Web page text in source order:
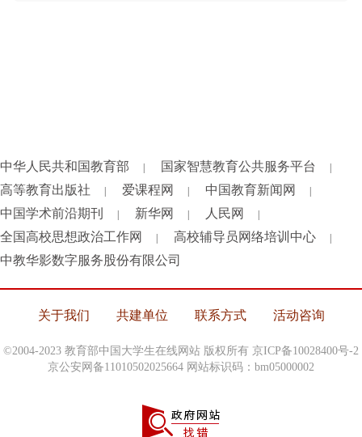
中华人民共和国教育部 国家智慧教育公共服务平台
高等教育出版社 爱课程网 中国教育新闻网
中国学术前沿期刊 新华网 人民网
全国高校思想政治工作网 高校辅导员网络培训中心
中教华影数字服务股份有限公司
关于我们 共建单位 联系方式 活动咨询
©2004-2023 教育部中国大学生在线网站 版权所有 京ICP备10028400号-2
京公安网备11010502025664 网站标识码：bm05000002